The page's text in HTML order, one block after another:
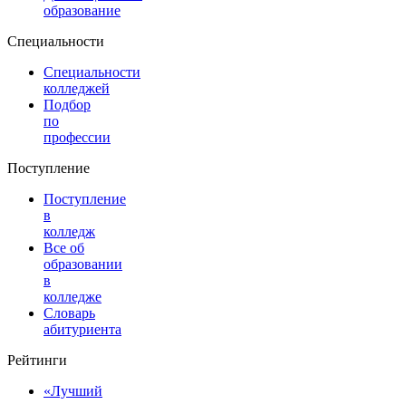
образование
Специальности
Специальности
колледжей
Подбор
по
профессии
Поступление
Поступление
в
колледж
Все об
образовании
в
колледже
Словарь
абитуриента
Рейтинги
«Лучший